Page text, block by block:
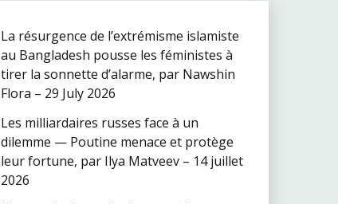
La résurgence de l’extrémisme islamiste
au Bangladesh pousse les féministes à
tirer la sonnette d’alarme, par Nawshin
Flora – 29 July 2026
Les milliardaires russes face à un
dilemme — Poutine menace et protège
leur fortune, par Ilya Matveev – 14 juillet
2026